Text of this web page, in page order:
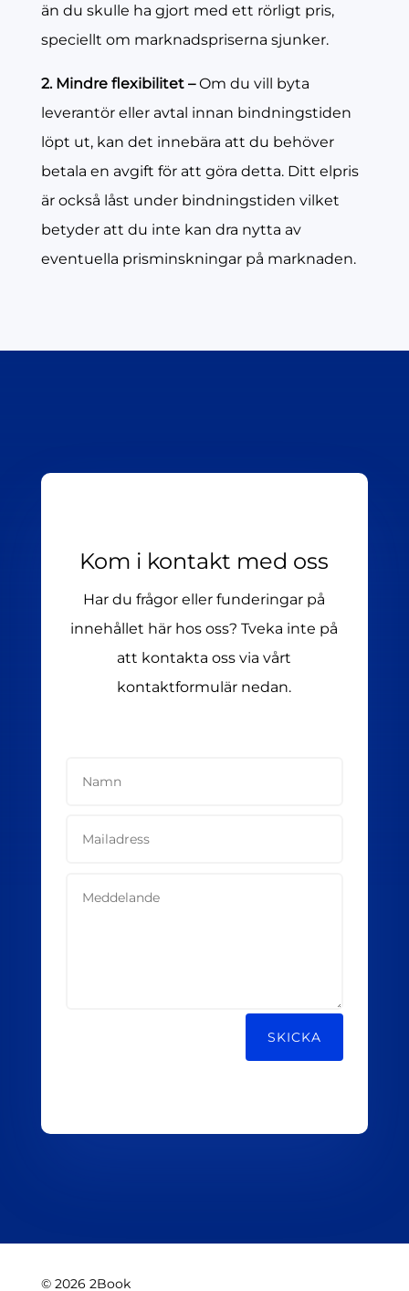
än du skulle ha gjort med ett rörligt pris,
speciellt om marknadspriserna sjunker.
2. Mindre flexibilitet –Om du vill byta
leverantör eller avtal innan bindningstiden
löpt ut, kan det innebära att du behöver
betala en avgift för att göra detta. Ditt elpris
är också låst under bindningstiden vilket
betyder att du inte kan dra nytta av
eventuella prisminskningar på marknaden.
Kom i kontakt med oss
Har du frågor eller funderingar på
innehållet här hos oss? Tveka inte på
att kontakta oss via vårt
kontaktformulär nedan.
SKICKA
© 2026 2Book